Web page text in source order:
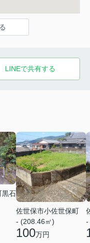
LINEで共有する
黒石
佐世保市小佐世保町
- (208.46㎡)
100万円
-